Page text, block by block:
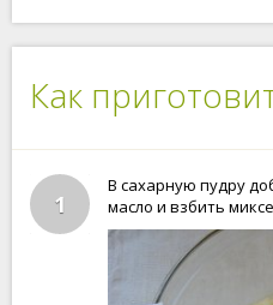
Как
1
В сахарную пудру
масло и взбить